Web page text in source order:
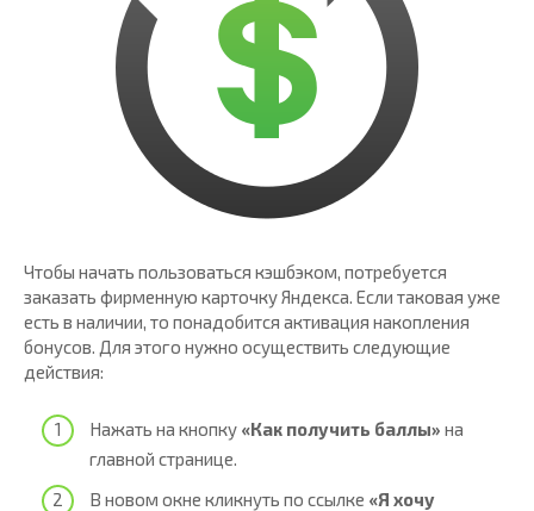
Чтобы начать пользоваться кэшбэком, потребуется
заказать фирменную карточку Яндекса. Если таковая уже
есть в наличии, то понадобится активация накопления
бонусов. Для этого нужно осуществить следующие
действия:
Нажать на кнопку «Как получить баллы» на
главной странице.
В новом окне кликнуть по ссылке «Я хочу